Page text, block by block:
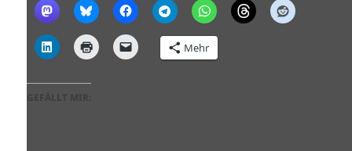
Mehr